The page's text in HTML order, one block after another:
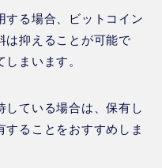
する場合、ビットコイン
は抑えることが可能で
まいます。
している場合は、保有し
ることをおすすめしま